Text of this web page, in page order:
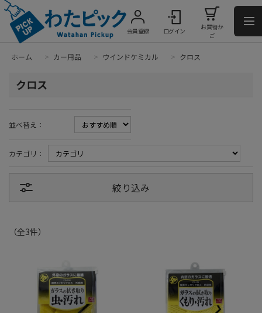
会員登録 ログイン
お買物か
ご
ホーム > カー用品 > ウインドケミカル > クロス
クロス
並べ替え：
カテゴリ：
絞り込み
（全3件）